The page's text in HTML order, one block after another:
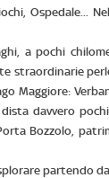
Ospedale...
a pochi
straordinarie
Maggiore:
davvero
Bozzolo,
partendo